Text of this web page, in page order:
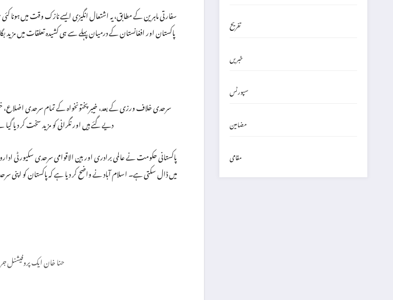
سفارتی ماہرین کے مطابق، یہ اشتعال انگیزی ایسے نازک وقت میں ہونا
پاکستان اور افغانستان کے درمیان پہلے سے ہی کشیدہ تعلقات میں مزید
سرحدی خلاف ورزی کے بعد، خیبرپختونخواہ کے تمام سرحدی
دیے گئے ہیں اور نگرانی کو مزید سخت کر
پاکستانی حکومت نے عالمی برادری اور بین الاقوامی سرحدی سکیورٹی
میں ڈال سکتی ہے۔ اسلام آباد نے واضح کر دیا ہے کہ پاکستان کو
حنا خان ایک پروفیشنل جرنیلسٹ ہیں اور گزشتہ
تفریح
خبریں
سپورٹس
مضامین
مقامی